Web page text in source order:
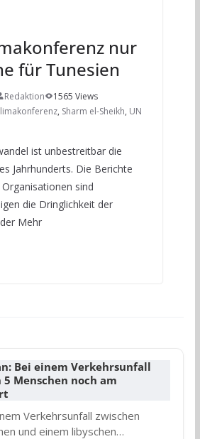
nur
für Tunesien
Redaktion
1565 Views
, Sharm el-Sheikh, UN
ist unbestreitbar die
Jahrhunderts. Die Berichte
sind
die Dringlichkeit der
Mehr
Bei einem Verkehrsunfall
Menschen noch am
Verkehrsunfall zwischen
und einem libyschen…